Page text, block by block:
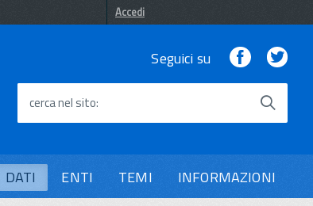
Accedi
Seguici su Facebook
cerca nel sito
DATI ENTI TEMI INFORMAZIONI